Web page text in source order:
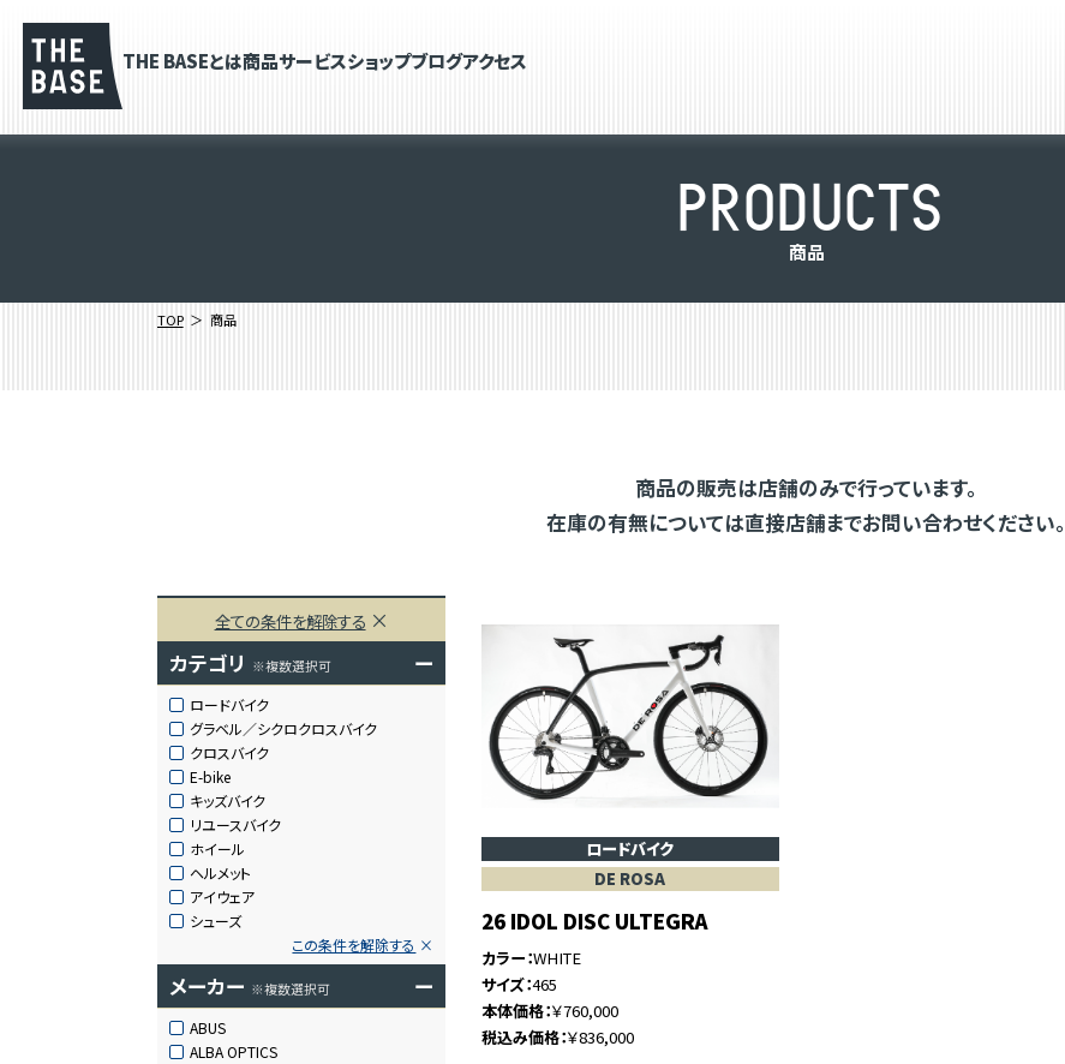
THE BASEとは商品サービスショップブログアクセス
PRODUCTS
商品
TOP 商品
商品の販売は店舗のみで行っています。
在庫の有無については直接店舗までお問い合わせください。
全ての条件を解除する
カテゴリ ※複数選択可 ー
ロードバイク
グラベル／シクロクロスバイク
クロスバイク
E-bike
キッズバイク
リユースバイク
ホイール
ヘルメット
アイウェア
シューズ
この条件を解除する
メーカー ※複数選択可 ー
ABUS
ALBA OPTICS
ロードバイク
DE ROSA
26 IDOL DISC ULTEGRA
カラー WHITE
サイズ 465
本体価格 ￥760,000
税込み価格 ￥836,000